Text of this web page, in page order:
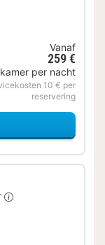
Vanaf
259 €
per nacht
10 € per
reservering
& Diner